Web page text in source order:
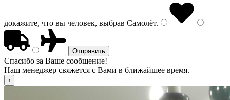
докажите, что вы человек, выбрав Самолёт.
Спасибо за Ваше сообщение!
Наш менеджер свяжется с Вами в ближайшее время.